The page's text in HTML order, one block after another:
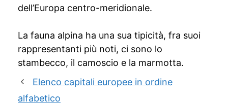
dell’Europa centro-meridionale.
La fauna alpina ha una sua tipicità, fra suoi
rappresentanti più noti, ci sono lo
stambecco, il camoscio e la marmotta.
Elenco capitali europee in ordine
alfabetico